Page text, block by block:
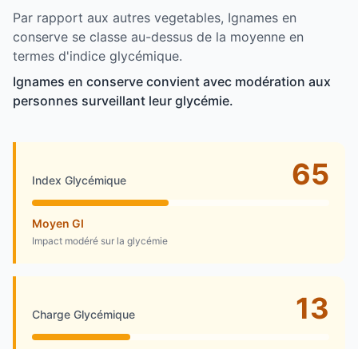
Par rapport aux autres vegetables, Ignames en
conserve se classe au-dessus de la moyenne en
termes d'indice glycémique.
Ignames en conserve convient avec modération aux
personnes surveillant leur glycémie.
Index Glycémique 65
Moyen GI
Impact modéré sur la glycémie
Charge Glycémique 13